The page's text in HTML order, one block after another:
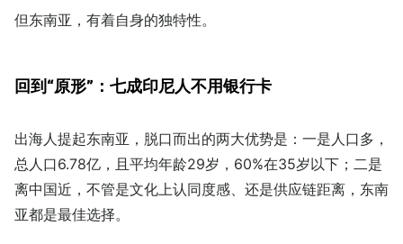
但东南亚，有着自身的独特性。
回到“原形”：七成印尼人不用银行卡
出海人提起东南亚，脱口而出的两大优势是：一是人口多，
总人口6.78亿，且平均年龄29岁，60%在35岁以下；二是
离中国近，不管是文化上认同度感、还是供应链距离，东南
亚都是最佳选择。